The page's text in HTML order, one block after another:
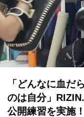
「どんなに血だ
のは自分」
公開練習を実施！